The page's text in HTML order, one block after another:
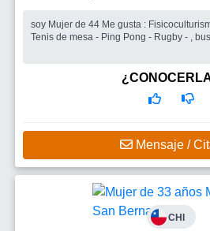
soy Mujer de 44 Me gusta : Fisicoculturismo - Golf - Basquet -
Tenis de mesa - Ping Pong - Rugby - ,
Mensaje /
CHI